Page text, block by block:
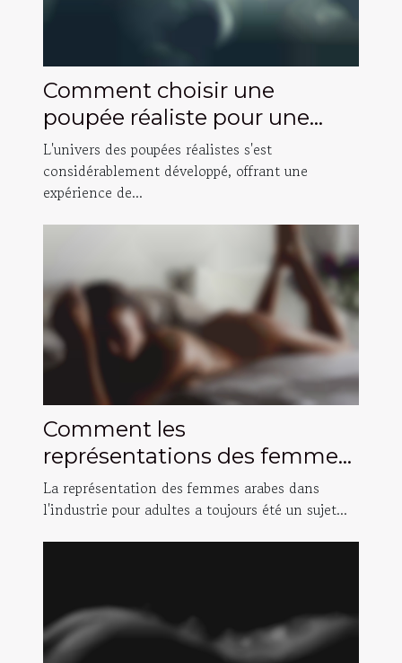
Comment choisir une
poupée réaliste pour une
expérience personnalisée
L'univers des poupées réalistes s'est
considérablement développé, offrant une
expérience de...
Comment les
représentations des femmes
arabes dans l'industrie pour
adultes ont évolué
La représentation des femmes arabes dans
l'industrie pour adultes a toujours été un sujet...